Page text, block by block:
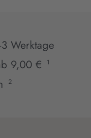
Werktage
9,00 €
1
2